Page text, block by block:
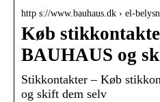
http s://www.bauhaus.dk › el-
Køb
BAUHAUS og
Stikkontakter – Køb
og skift dem selv